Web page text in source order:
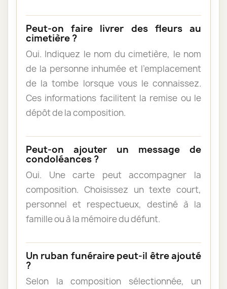
Peut-on faire livrer des fleurs au
cimetière ?
Oui. Indiquez le nom du cimetière, le nom
de la personne inhumée et l’emplacement
de la tombe lorsque vous le connaissez.
Ces informations facilitent la remise ou le
dépôt de la composition.
Peut-on ajouter un message de
condoléances ?
Oui. Une carte peut accompagner la
composition. Choisissez un texte court,
personnel et respectueux, destiné à la
famille ou à la mémoire du défunt.
Un ruban funéraire peut-il être ajouté
?
Selon la composition sélectionnée, un